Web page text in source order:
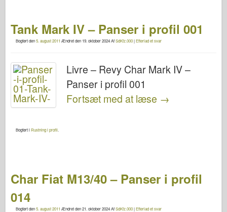
Tank Mark IV – Panser i profil 001
Bogført den5. august 2011 Ændret den 19. oktober 2024AfSdKfz.000|Efterlad et svar
Livre – Revy Char Mark IV –
Panser i profil 001
Fortsæt med at læse →
Bogført iRustning i profil
Char Fiat M13/40 – Panser i profil
014
Bogført den5. august 2011 Ændret den21. oktober 2024AfSdKfz.000|Efterlad et svar